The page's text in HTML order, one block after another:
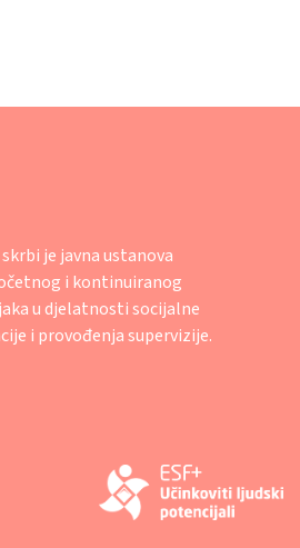
je javna ustanova
i kontinuiranog
u djelatnosti socijalne
i provođenja supervizije.